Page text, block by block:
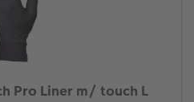
Pro Liner m/ touch L